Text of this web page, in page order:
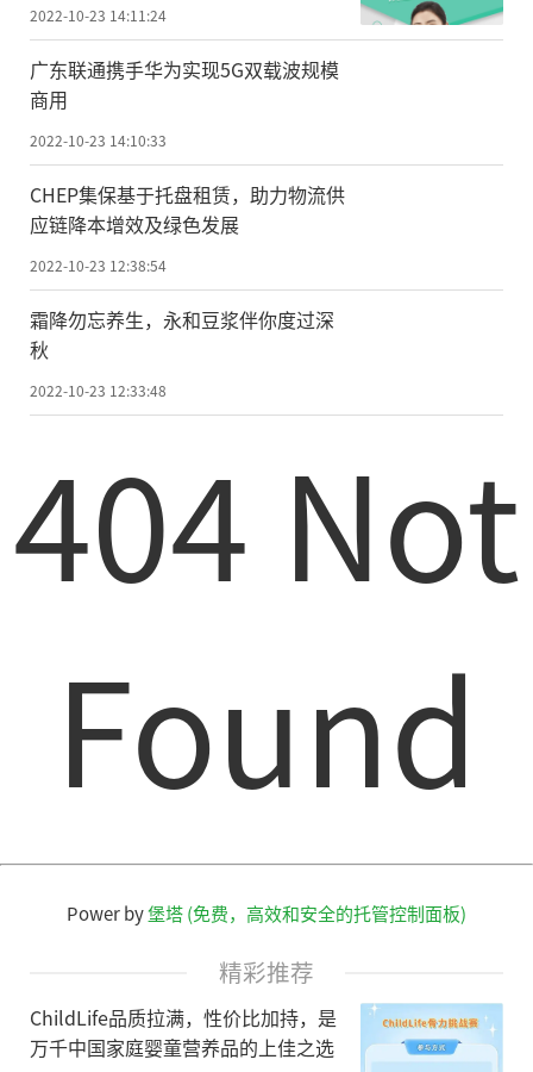
2022-10-23 14:11:24
广东联通携手华为实现5G双载波规模
商用
2022-10-23 14:10:33
CHEP集保基于托盘租赁，助力物流供
应链降本增效及绿色发展
2022-10-23 12:38:54
霜降勿忘养生，永和豆浆伴你度过深
秋
2022-10-23 12:33:48
404 Not
Found
Power by堡塔 (免费，高效和安全的托管控制面板)
精彩推荐
ChildLife品质拉满，性价比加持，是
万千中国家庭婴童营养品的上佳之选